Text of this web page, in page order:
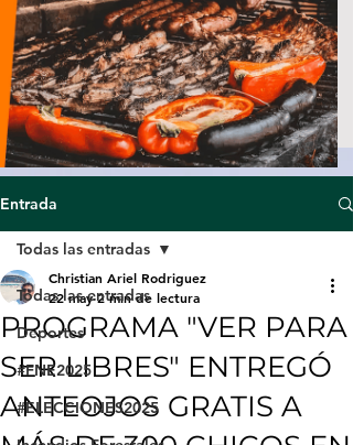
Entrada
Todas las entradas
Deportes
#FNE2025
#ELECCIONES2025
Todas las entradas
PROGRAMA "VER PARA
SER LIBRES" ENTREGÓ
ANTEOJOS GRATIS A
Christian Ariel Rodriguez
22 may 2 min de lectura